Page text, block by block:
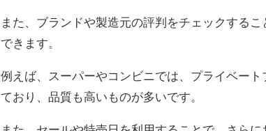
また、ブランドや製造元の評判をチェックする
できます。
例えば、スーパーやコンビニでは、プライベー
ており、品質も高いものが多いです。